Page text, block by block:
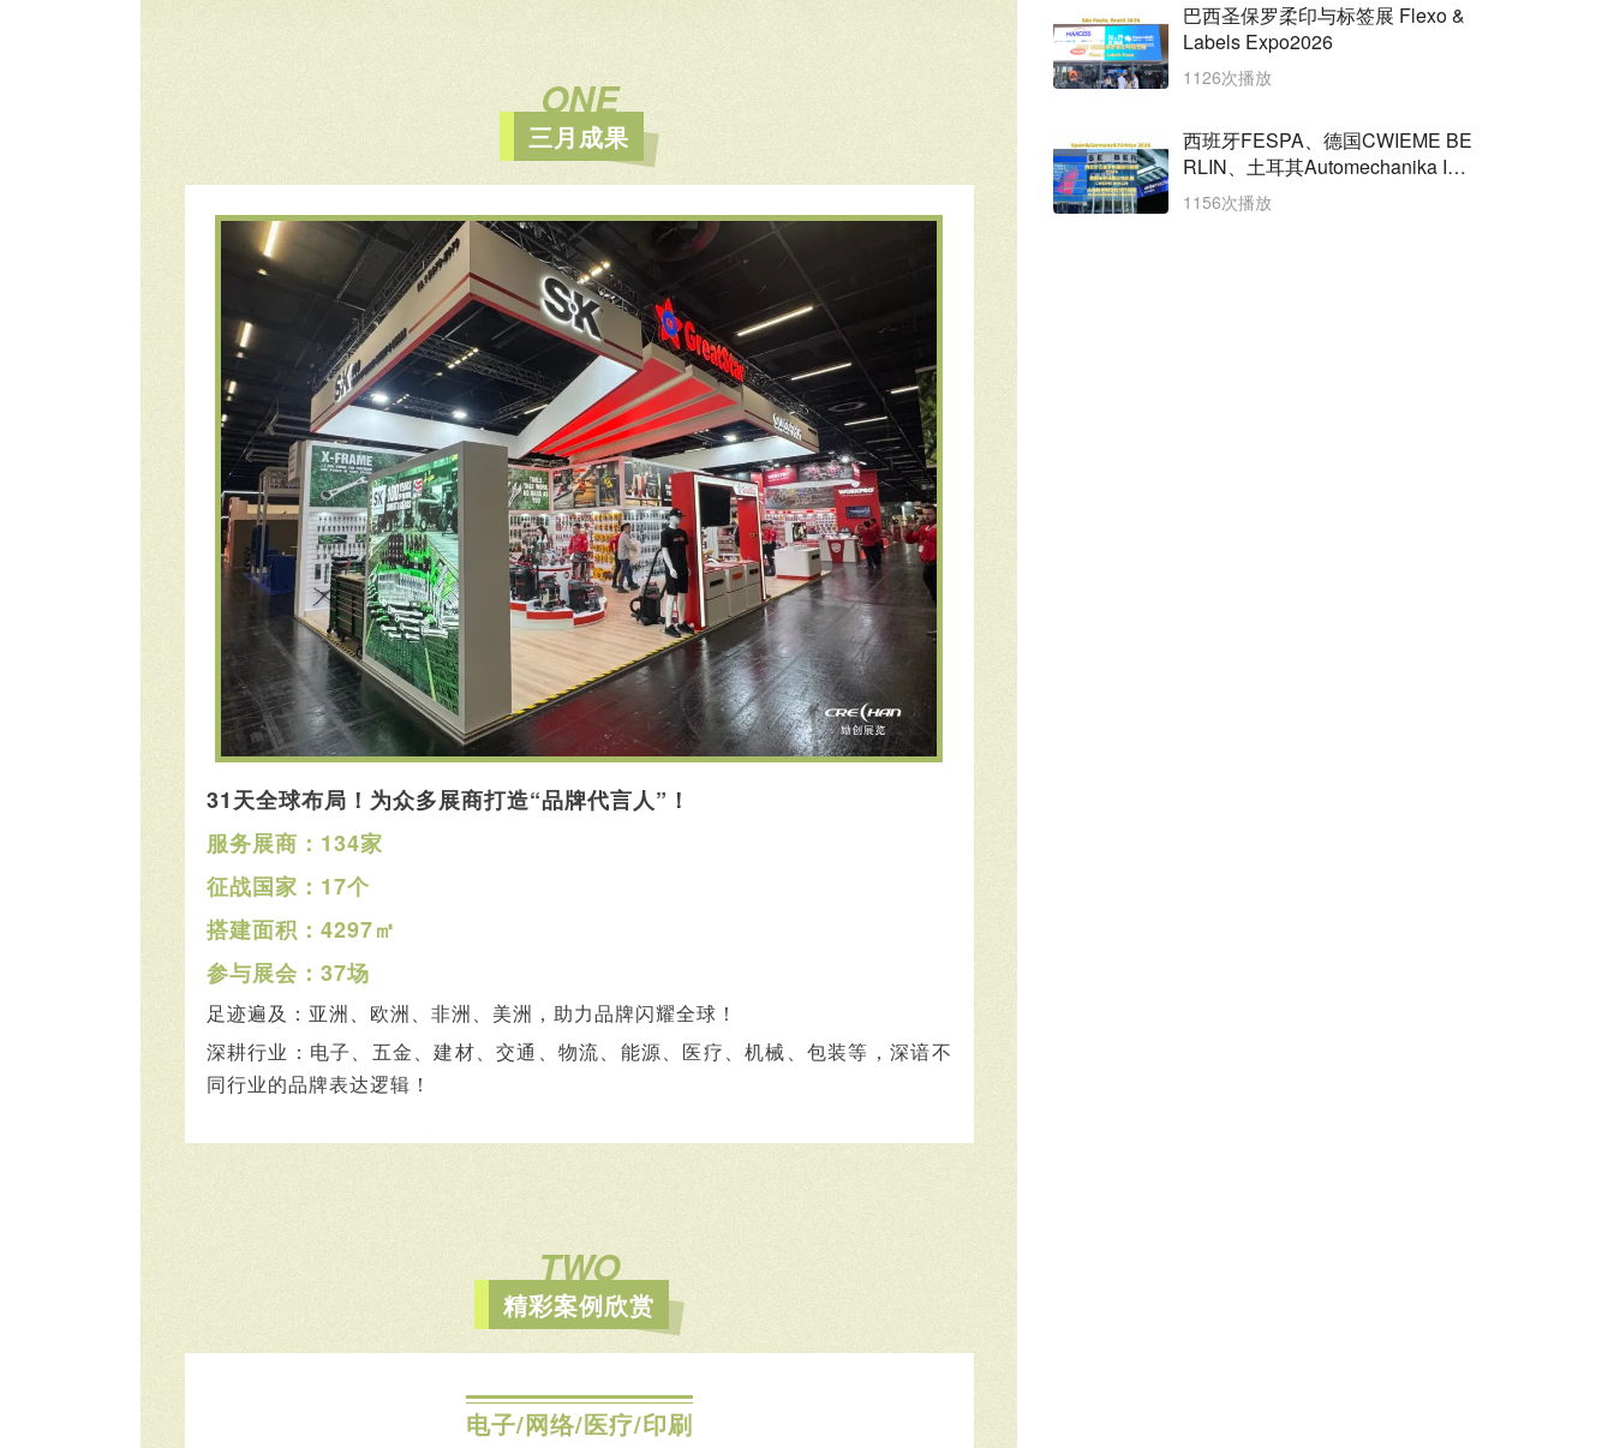
ONE
三月成果
31天全球布局！为众多展商打造“品牌代言人”！
服务展商：134家
征战国家：17个
搭建面积：4297㎡
参与展会：37场
足迹遍及：亚洲、欧洲、非洲、美洲，助力品牌闪耀全球！
深耕行业：电子、五金、建材、交通、物流、能源、医疗、机械、包装等，深谙不
同行业的品牌表达逻辑！
TWO
精彩案例欣赏
电子/网络/医疗/印刷
巴西圣保罗柔印与标签展 Flexo &
Labels Expo2026
1126次播放
西班牙FESPA、德国CWIEME BE
RLIN、土耳其Automechanika Ista
nbul三展齐开
1156次播放